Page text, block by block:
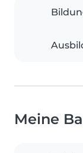
Meine